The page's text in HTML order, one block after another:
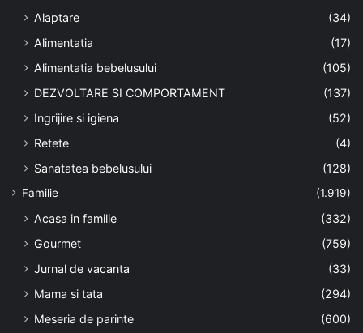
Alaptare
(34)
Alimentatia
(17)
Alimentatia bebelusului
(105)
DEZVOLTARE SI COMPORTAMENT
(137)
Ingrijire si igiena
(52)
Retete
(4)
Sanatatea bebelusului
(128)
Familie (1.919)
Acasa in familie
(332)
Gourmet
(759)
Jurnal de vacanta
(33)
Mama si tata
(294)
Meseria de parinte
(600)